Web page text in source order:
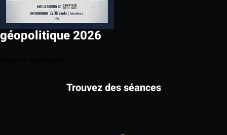
géopolitique 2026
Trouvez des séances